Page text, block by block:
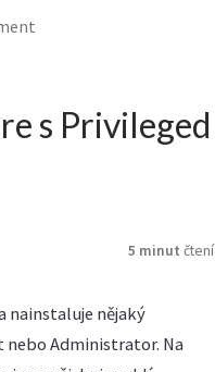
s Privileged
5 minut čtení
nainstaluje nějaký
nebo Administrator. Na